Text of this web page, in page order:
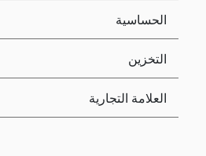
الحساسية
التخزين
العلامة التجارية